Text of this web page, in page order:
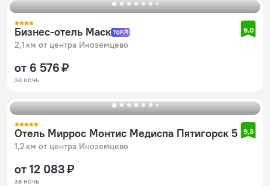
Бизнес-отель Маск
2,1 км от центра Иноземцево
9,0
от 6 576 ₽
за ночь
Отель Миррос Монтис Медиспа Пятигорск 5
1,2 км от центра Иноземцево
9,3
от 12 083 ₽
за ночь